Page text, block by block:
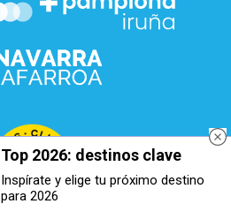
Top 2026: destinos clave
Inspírate y elige tu próximo destino
para 2026